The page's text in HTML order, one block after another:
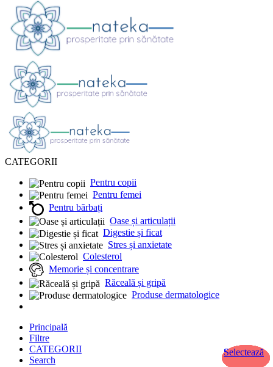
Selectează
Selectează
Selectează
Selectează
Selectează
Selectează
Selectează
Selectează
CATEGORII
Pentru copii
Pentru femei
Pentru bărbați
Oase și articulații
Digestie și ficat
Stres și anxietate
Colesterol
Memorie și concentrare
Răceală și gripă
Produse dermatologice
Principală
Filtre
CATEGORII
Search